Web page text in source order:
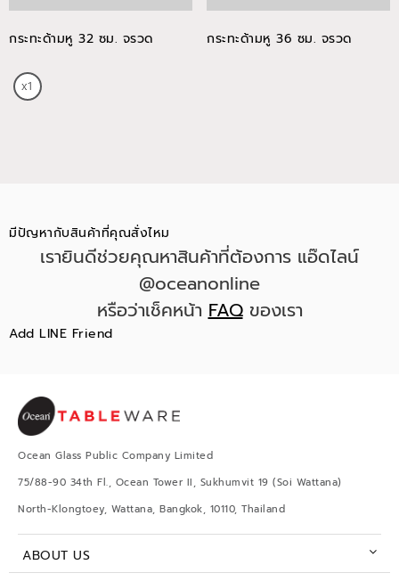
กระทะด้ามหู 32 ซม. จรวด กระทะด้ามหู 36 ซม. จรวด
มีปัญหากับสินค้าที่คุณสั่งไหม
เรายินดีช่วยคุณหาสินค้าที่ต้องการ แอ๊ดไลน์
@oceanonline
หรือว่าเช็คหน้าFAQของเรา
Add LINE Friend
Ocean Glass Public Company Limited
75/88-90 34th Fl., Ocean Tower II, Sukhumvit 19 (Soi Wattana)
North-Klongtoey, Wattana, Bangkok, 10110, Thailand
ABOUT US